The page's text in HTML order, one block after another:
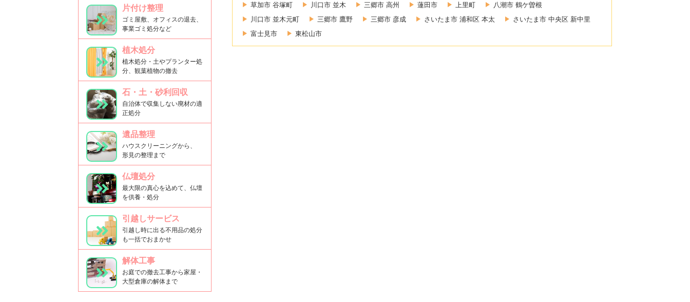
草加市 谷塚町
川口市 並木 三郷市 高州 蓮田市 上里町
八潮市 鶴ケ曽根
川口市 並木元町
三郷市 鷹野 三郷市 彦成 さいたま市 浦和区 本太
さいたま市 中央区 新中里
富士見市
東松山市
片付け整理
ゴミ屋敷、オフィスの退去、
事業ゴミ処分など
植木処分
植木処分・土やプランター処
分、観葉植物の撤去
石・土・砂利回収
自治体で収集しない廃材の適
正処分
遺品整理
ハウスクリーニングから、
形見の整理まで
仏壇処分
最大限の真心を込めて、仏壇
を供養・処分
引越しサービス
引越し時に出る不用品の処分
も一括でおまかせ
解体工事
お庭での撤去工事から家屋・
大型倉庫の解体まで